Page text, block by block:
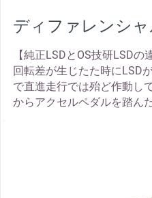
ディファレンシャ
【純正LSDとOS技研LSD
回転差が生じたた時にLSD
で直進走行では殆ど作動し
からアクセルペダルを踏ん